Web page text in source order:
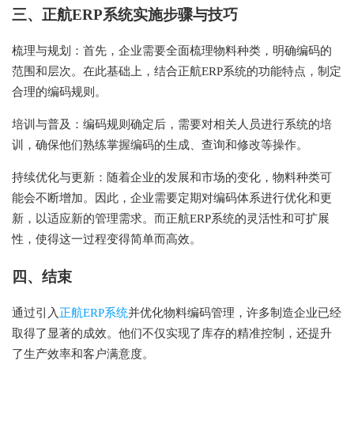
三、正航ERP系统实施步骤与技巧
梳理与规划：首先，企业需要全面梳理物料种类，明确编码的
范围和层次。在此基础上，结合正航ERP系统的功能特点，制定
合理的编码规则。
培训与普及：编码规则确定后，需要对相关人员进行系统的培
训，确保他们熟练掌握编码的生成、查询和修改等操作。
持续优化与更新：随着企业的发展和市场的变化，物料种类可
能会不断增加。因此，企业需要定期对编码体系进行优化和更
新，以适应新的管理需求。而正航ERP系统的灵活性和可扩展
性，使得这一过程变得简单而高效。
四、结束
通过引入 正航ERP系统并优化物料编码管理，许多制造企业已经
取得了显著的成效。他们不仅实现了库存的精准控制，还提升
了生产效率和客户满意度。